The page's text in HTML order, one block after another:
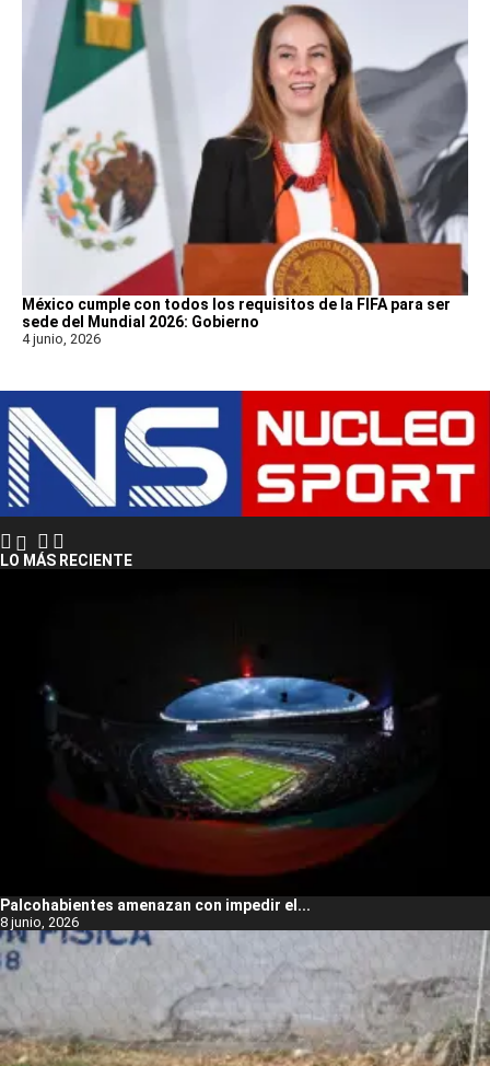
México cumple con todos los requisitos de la FIFA para ser
sede del Mundial 2026: Gobierno
4 junio, 2026
LO MÁS RECIENTE
Palcohabientes amenazan con impedir el...
8 junio, 2026